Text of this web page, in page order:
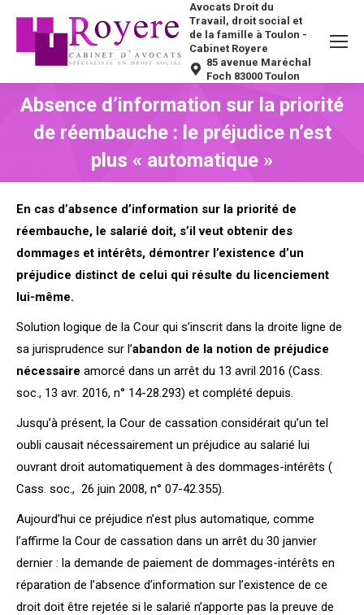
Avocats Droit du
Travail, droit social et
de la famille à Toulon -
Cabinet Royere
85 avenue Maréchal
Foch 83000 Toulon
Absence d’information sur la priorité
de réembauche : le préjudice n’est
plus « automatique »
Vous êtes ici :
En cas d’absence d’information sur la priorité de
réembauche, le salarié doit, s’il veut obtenir des
dommages et intérêts, démontrer l’existence d’un
préjudice distinct de celui qui résulte du licenciement
lui-même.
Solution logique de la Cour qui s’inscrit dans la droite ligne de
sa jurisprudence sur l’abandon de la notion de préjudice
nécessaire amorcé dans un arrêt du 13 avril 2016 (Cass.
soc., 13 avr. 2016, n° 14-28.293) et complété depuis.
Jusqu’à présent, la Cour de cassation considérait qu’un tel
oubli causait nécessairement un préjudice au salarié lui
ouvrant droit automatiquement à des dommages-intérêts (
Cass. soc., 26 juin 2008, n° 07-42.355).
Aujourd’hui ce préjudice n’est plus automatique, comme
l’affirme la Cour de cassation dans un arrêt du 30 janvier
dernier : la demande de paiement de dommages-intérêts en
réparation de l’absence d’information sur l’existence de ce
droit doit être rejetée si le salarié n’apporte pas la preuve de